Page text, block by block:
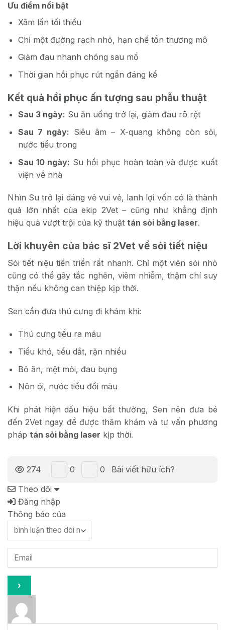
Ưu điểm nổi bật
Xâm lấn tối thiểu
Chỉ một đường rạch nhỏ, hạn chế tổn thương mô
Giảm đau nhanh chóng sau mổ
Thời gian hồi phục rút ngắn đáng kể
Kết quả hồi phục ấn tượng sau phẫu thuật
Sau 3 ngày: Su ăn uống trở lại, giảm đau rõ rệt
Sau 7 ngày: Siêu âm – X-quang không còn sỏi,
nước tiểu trong
Sau 10 ngày: Su hồi phục hoàn toàn và được xuất
viện về nhà
Nhìn Su trở lại dáng vẻ vui vẻ, lanh lợi vốn có là thành
quả lớn nhất của ekip 2Vet – cũng như khẳng định
hiệu quả vượt trội của kỹ thuật tán sỏi bằng laser.
Lời khuyên của bác sĩ 2Vet về sỏi tiết niệu
Sỏi tiết niệu tiến triển rất nhanh. Chỉ một viên sỏi nhỏ
cũng có thể gây tắc nghẽn, viêm nhiễm, thậm chí suy
thận nếu không can thiệp kịp thời.
Sen cần đưa thú cưng đi khám khi:
Thú cưng tiểu ra máu
Tiểu khó, tiểu dắt, rặn nhiều
Bỏ ăn, mệt mỏi, đau bụng
Nôn ói, nước tiểu đổi màu
Khi phát hiện dấu hiệu bất thường, Sen nên đưa bé
đến 2Vet ngay để được thăm khám và tư vấn phương
pháp tán sỏi bằng laser kịp thời.
274 0 0
Bài viết hữu ích?
Theo dõi
Đăng nhập
Thông báo của